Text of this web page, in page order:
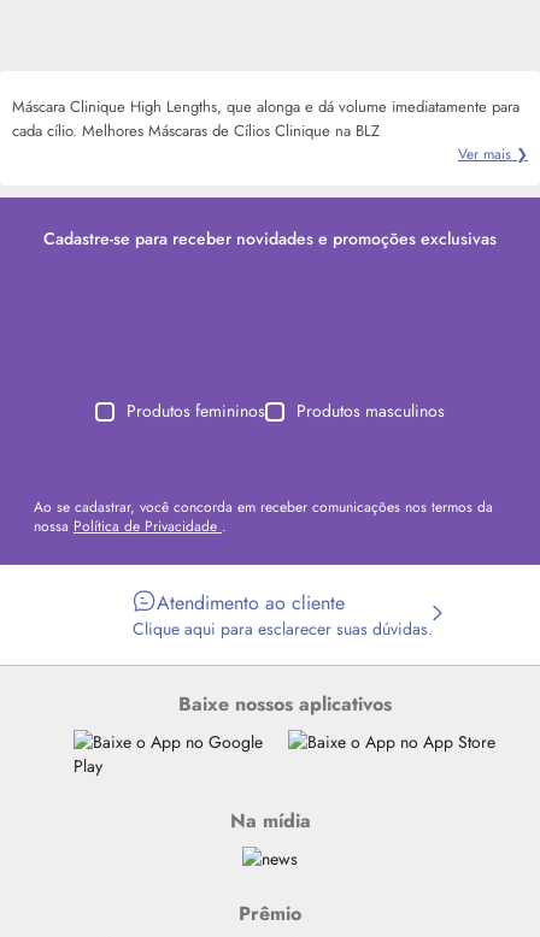
Máscara Clinique High Lengths, que alonga e dá volume imediatamente para
cada cílio. Melhores Máscaras de Cílios Clinique na BLZ
Ver mais ❯
Cadastre-se para receber novidades e promoções exclusivas
Produtos femininos Produtos masculinos
Ao se cadastrar, você concorda em receber comunicações nos termos da
nossa Política de Privacidade .
Atendimento ao cliente
Clique aqui para esclarecer suas dúvidas.
Baixe nossos aplicativos
Na mídia
Prêmio